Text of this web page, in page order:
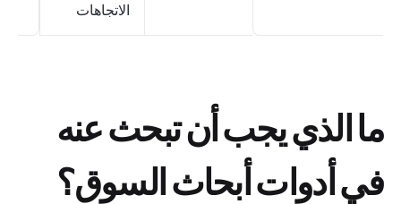
الاتجاهات
ما الذي يجب أن تبحث عنه
في أدوات أبحاث السوق؟